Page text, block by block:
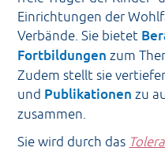
Einrichtungen der
Verbände. Sie bietet
Fortbildungen zum
Zudem stellt sie
und Publikationen zu
zusammen.
Sie wird durch das